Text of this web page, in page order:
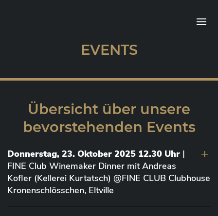
EVENTS
Übersicht über unsere
bevorstehenden Events
Donnerstag, 23. Oktober 2025 12.30 Uhr |
FINE Club Winemaker Dinner mit Andreas
Kofler (Kellerei Kurtatsch) @FINE CLUB Clubhouse
Kronenschlösschen, Eltville